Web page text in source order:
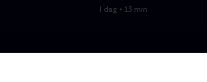
skaber nye levesteder for
I dag • 13 min